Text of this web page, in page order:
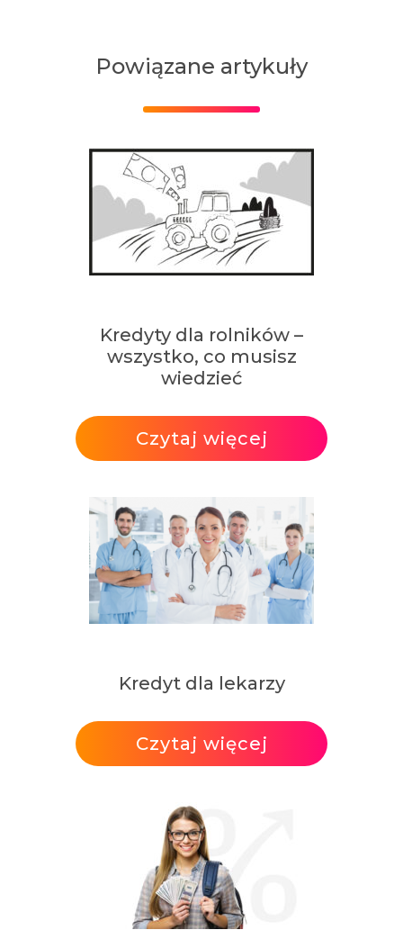
Powiązane artykuły
Kredyty dla rolników –
wszystko, co musisz
wiedzieć
Czytaj więcej
Kredyt dla lekarzy
Czytaj więcej